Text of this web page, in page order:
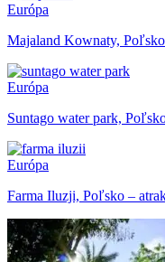
Európa
Majaland Kownaty,
Európa
Suntago water park,
Európa
Farma Iluzji, Poľsko –